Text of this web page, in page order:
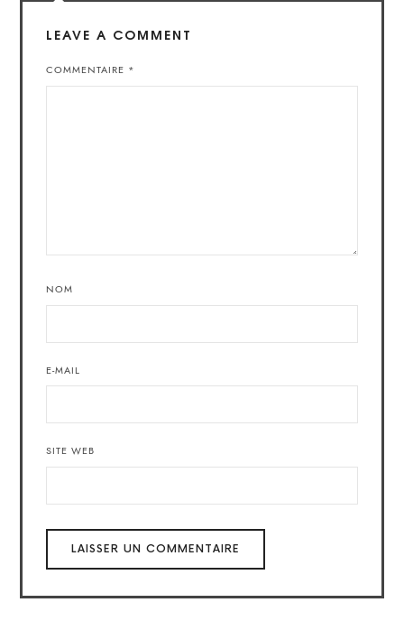
LEAVE A COMMENT
COMMENTAIRE *
NOM
E-MAIL
SITE WEB